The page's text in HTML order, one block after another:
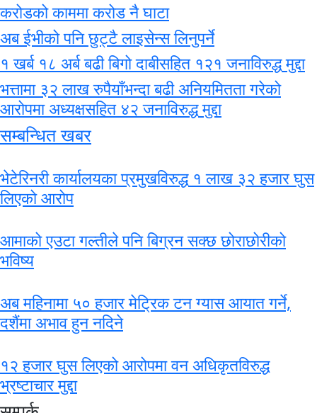
करोडको काममा करोड नै घाटा
अब ईभीको पनि छुट्टै लाइसेन्स लिनुपर्ने
१ खर्ब १८ अर्ब बढी बिगो दाबीसहित १२१ जनाविरुद्ध मुद्दा
भत्तामा ३२ लाख रुपैयाँभन्दा बढी अनियमितता गरेको
आरोपमा अध्यक्षसहित ४२ जनाविरुद्ध मुद्दा
सम्बन्धित खबर
भेटेरिनरी कार्यालयका प्रमुखविरुद्ध १ लाख ३२ हजार घुस
लिएको आरोप
आमाको एउटा गल्तीले पनि बिग्रन सक्छ छोराछोरीको
भविष्य
अब महिनामा ५० हजार मेट्रिक टन ग्यास आयात गर्ने,
दशैंमा अभाव हुन नदिने
१२ हजार घुस लिएको आरोपमा वन अधिकृतविरुद्ध
भ्रष्टाचार मुद्दा